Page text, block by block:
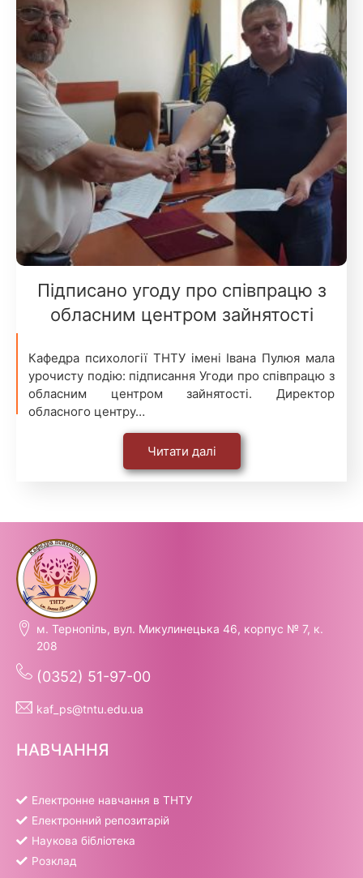
Підписано угоду про співпрацю з
обласним центром зайнятості
Кафедра психології ТНТУ імені Івана Пулюя мала
урочисту подію: підписання Угоди про співпрацю з
обласним центром зайнятості. Директор
обласного центру…
Читати далі
м. Тернопіль, вул. Микулинецька 46, корпус № 7, к.
208
(0352) 51-97-00
kaf_ps@tntu.edu.ua
НАВЧАННЯ
Електронне навчання в ТНТУ
Електронний репозитарій
Наукова бібліотека
Розклад